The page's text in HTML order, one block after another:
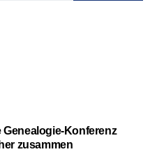
Genealogie-Konferenz
zusammen